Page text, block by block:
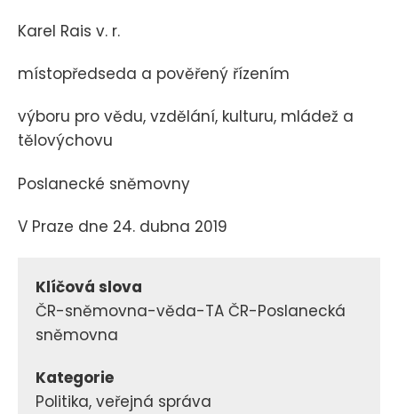
Karel Rais v. r.
místopředseda a pověřený řízením
výboru pro vědu, vzdělání, kulturu, mládež a
tělovýchovu
Poslanecké sněmovny
V Praze dne 24. dubna 2019
Klíčová slova
ČR-sněmovna-věda-TA ČR-Poslanecká
sněmovna
Kategorie
Politika, veřejná správa